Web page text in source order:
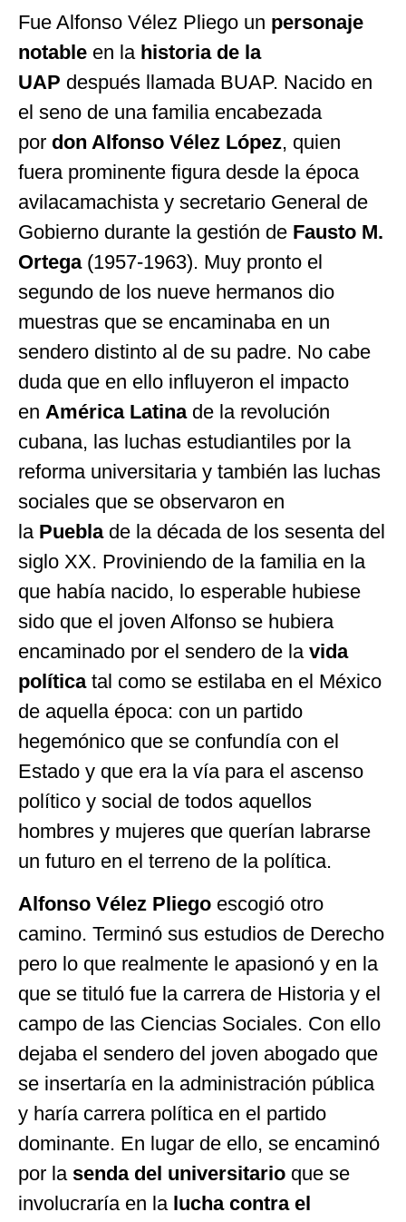
Fue Alfonso Vélez Pliego un personaje
notable en la historia de la
UAP después llamada BUAP. Nacido en
el seno de una familia encabezada
por don Alfonso Vélez López, quien
fuera prominente figura desde la época
avilacamachista y secretario General de
Gobierno durante la gestión de Fausto M.
Ortega(1957-1963). Muy pronto el
segundo de los nueve hermanos dio
muestras que se encaminaba en un
sendero distinto al de su padre. No cabe
duda que en ello influyeron el impacto
en América Latinade la revolución
cubana, las luchas estudiantiles por la
reforma universitaria y también las luchas
sociales que se observaron en
la Puebla de la década de los sesenta del
siglo XX. Proviniendo de la familia en la
que había nacido, lo esperable hubiese
sido que el joven Alfonso se hubiera
encaminado por el sendero de la vida
políticatal como se estilaba en el México
de aquella época: con un partido
hegemónico que se confundía con el
Estado y que era la vía para el ascenso
político y social de todos aquellos
hombres y mujeres que querían labrarse
un futuro en el terreno de la política.
Alfonso Vélez Pliego escogió otro
camino. Terminó sus estudios de Derecho
pero lo que realmente le apasionó y en la
que se tituló fue la carrera de Historia y el
campo de las Ciencias Sociales. Con ello
dejaba el sendero del joven abogado que
se insertaría en la administración pública
y haría carrera política en el partido
dominante. En lugar de ello, se encaminó
por la senda del universitario que se
involucraría en la lucha contra el